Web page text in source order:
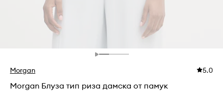
Morgan 5.0
Morgan Блуза тип риза дамска от памук